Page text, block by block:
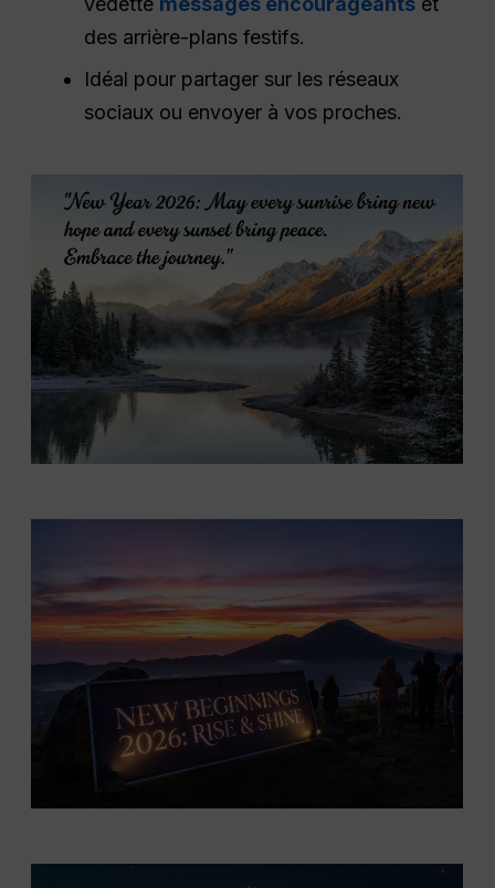
des arrière-plans festifs.
Idéal pour partager sur les réseaux
sociaux ou envoyer à vos proches.